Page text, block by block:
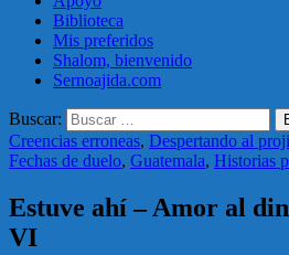
Biblioteca
Mis preferidos
Shalom, bienvenido
Sernoajida.com
Buscar:
Creencias erroneas, Despertando al
Fechas de duelo, Guatemala, Historias
Estuve ahí – Amor al
VI